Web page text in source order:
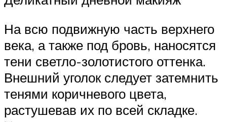
На всю подвижную часть верхнего
века, а также под бровь, наносятся
тени светло-золотистого оттенка.
Внешний уголок следует затемнить
тенями коричневого цвета,
растушевав их по всей складке.